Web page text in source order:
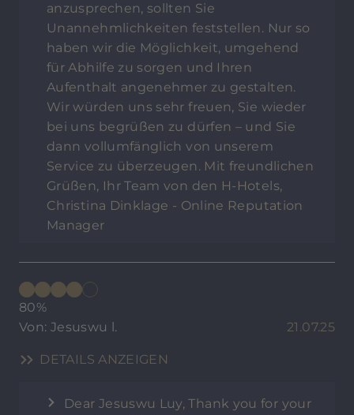
anzusprechen, sollten Sie
Unannehmlichkeiten feststellen. Nur so
haben wir die Möglichkeit, umgehend
für Abhilfe zu sorgen und Ihren
Aufenthalt angenehmer zu gestalten.
Wir würden uns sehr freuen, Sie wieder
bei uns begrüßen zu dürfen – und Sie
dann vollumfänglich von unserem
Service zu überzeugen. Mit freundlichen
Grüßen, Ihr Team von den H-Hotels,
Christina Dinklage - Online Reputation
Manager
80%
Von: Jesuswu l.
21.07.25
DETAILS ANZEIGEN
Dear Jesuswu Luy, Thank you for your